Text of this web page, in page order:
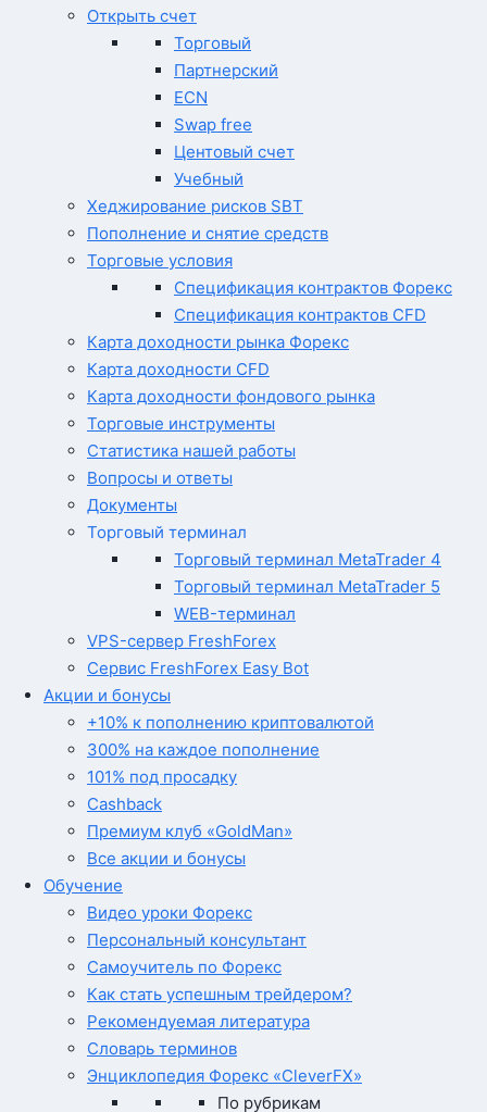
Открыть счет
Торговый
Партнерский
ECN
Swap free
Центовый счет
Учебный
Хеджирование рисков SBT
Пополнение и снятие средств
Торговые условия
Спецификация контрактов Форекс
Спецификация контрактов CFD
Карта доходности рынка Форекс
Карта доходности CFD
Карта доходности фондового рынка
Торговые инструменты
Статистика нашей работы
Вопросы и ответы
Документы
Торговый терминал
Торговый терминал MetaTrader 4
Торговый терминал MetaTrader 5
WEB-терминал
VPS-сервер FreshForex
Сервис FreshForex Easy Bot
Акции и бонусы
+10% к пополнению криптовалютой
300% на каждое пополнение
101% под просадку
Cashback
Премиум клуб «GoldMan»
Все акции и бонусы
Обучение
Видео уроки Форекс
Персональный консультант
Самоучитель по Форекс
Как стать успешным трейдером?
Рекомендуемая литература
Словарь терминов
Энциклопедия Форекс «CleverFX»
По рубрикам